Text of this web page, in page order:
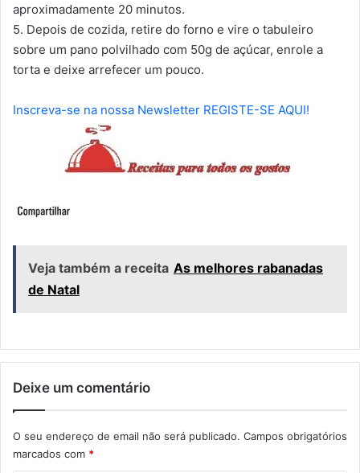
aproximadamente 20 minutos.
5. Depois de cozida, retire do forno e vire o tabuleiro
sobre um pano polvilhado com 50g de açúcar, enrole a
torta e deixe arrefecer um pouco.
Inscreva-se na nossa Newsletter REGISTE-SE AQUI!
Veja também a receita As melhores rabanadas
de Natal
Deixe um comentário
O seu endereço de email não será publicado. Campos obrigatórios
marcados com *